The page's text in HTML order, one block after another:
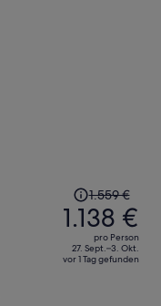
Der
Preis
betrug
1.559 €,
jetzt
1.559 €
1.138 €
pro Person
27. Sept.–3. Okt.
vor 1 Tag gefunden